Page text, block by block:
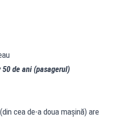
de ani (pasagerul)
cea de-a doua mașină) are